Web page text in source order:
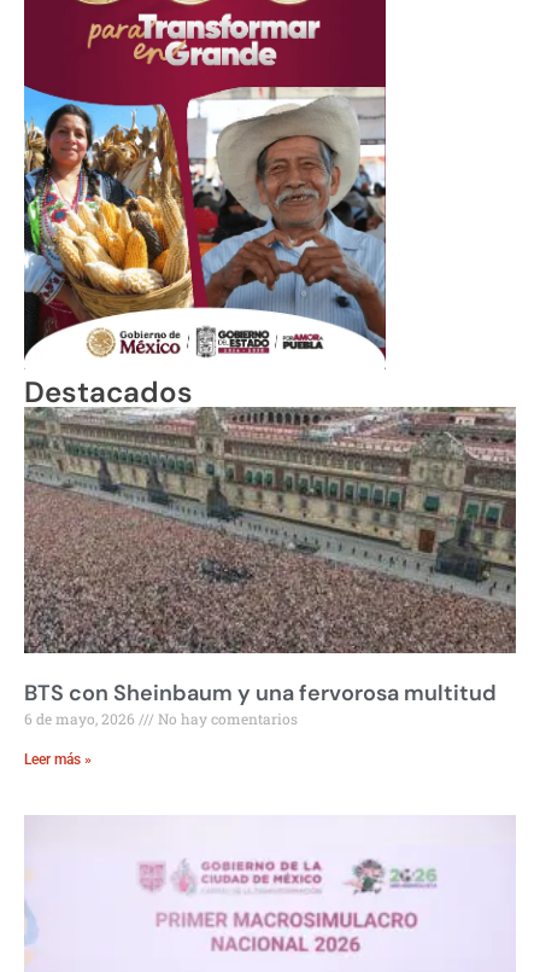
Destacados
BTS con Sheinbaum y una fervorosa multitud
6 de mayo, 2026 No hay comentarios
Leer más »